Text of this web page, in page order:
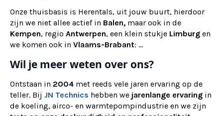
Onze thuisbasis is Herentals, uit jouw buurt, hierdoor
zijn we niet allee actief in Balen, maar ook in de
Kempen, regio Antwerpen, een klein stukje Limburg en
we komen ook in Vlaams-Brabant: ...
Wil je meer weten over ons?
Ontstaan in 2004 met reeds vele jaren ervaring op de
teller. Bij JN Technics hebben we jarenlange ervaring in
de koeling, airco- en warmtepompindustrie en we zijn